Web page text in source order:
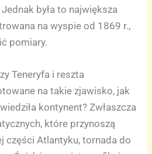
była to największa
na wyspie od 1869 r.,
pomiary.
Teneryfa i reszta
na takie zjawisko, jak
kontynent? Zwłaszcza
które przynoszą
części Atlantyku, tornada do